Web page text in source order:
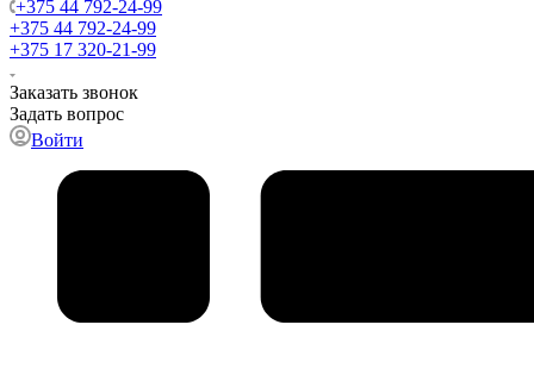
+375 44 792-24-99
+375 44 792-24-99
+375 17 320-21-99
Заказать звонок
Задать вопрос
Войти